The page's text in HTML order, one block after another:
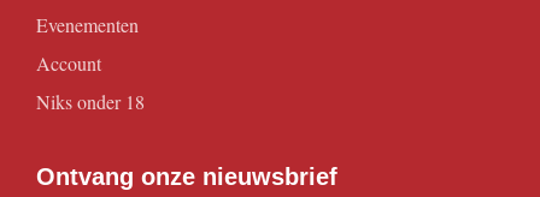
Evenementen
Account
Niks onder 18
Ontvang onze nieuwsbrief